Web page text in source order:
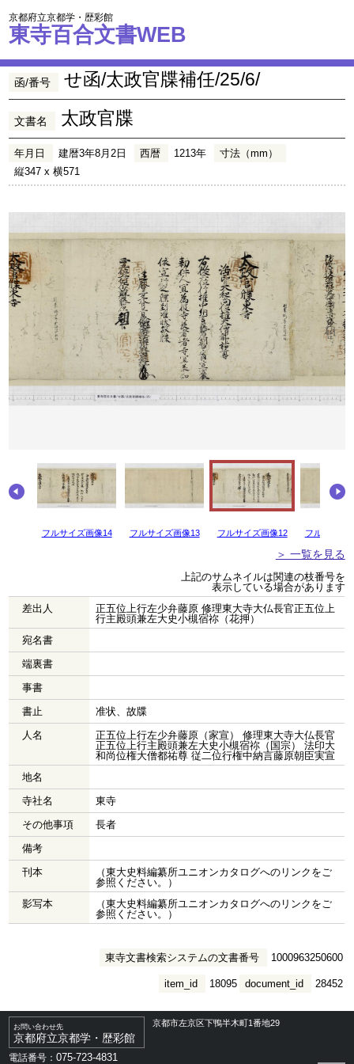
京都府立京都学・歴彩館
東寺百合文書WEB
函/番号 せ函/太政官牒補任/25/6/
文書名 太政官牒
年月日 建暦3年8月2日 西暦 1213年
寸法（mm）
縦347 x 横571
フルサイズ画像14 フルサイズ画像13 フルサイズ画像12 フルサイズ
＞ 一覧を見る
上記のサムネイルは関連の枝番号を
表示している場合があります
差出人
正五位上行左少弁藤原 修理東大寺大仏長官正五位上
行主殿頭兼左大史小槻宿祢（花押）
宛名書
端裏書
事書
書止
准状、故牒
人名
正五位上行左少弁藤原（家宣） 修理東大寺大仏長官
正五位上行主殿頭兼左大史小槻宿祢（国宗） 法印大
和尚位権大僧都祐尊 従二位行権中納言藤原朝臣実宣
地名
寺社名
東寺
その他事項
長者
備考
刊本
（東大史料編纂所ユニオンカタログへのリンクをご
参照ください。）
影写本
（東大史料編纂所ユニオンカタログへのリンクをご
参照ください。）
東寺文書検索システムの文書番号 1000963250600
document_id 28452
item_id 18095
お問い合わせ先
京都府立京都学・歴彩館
京都市左京区下鴨半木町1番地29
電話番号：075-723-4831